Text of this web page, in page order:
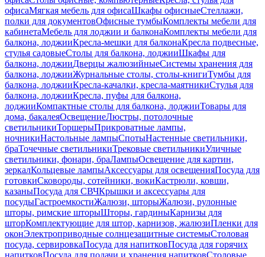
офисаМягкая мебель для офисаШкафы офисныеСтеллажи,
полки для документовОфисные тумбыКомплекты мебели для
кабинетаМебель для лоджии и балконаКомплекты мебели для
балкона, лоджииКресла-мешки для балконаКресла подвесные,
стулья садовыеСтолы для балкона, лоджииШкафы для
балкона, лоджииДверцы жалюзийныеСистемы хранения для
балкона, лоджииЖурнальные столы, столы-книгиТумбы для
балкона, лоджииКресла-качалки, кресла-маятникиСтулья для
балкона, лоджииКресла, пуфы для балкона,
лоджииКомпактные столы для балкона, лоджииТовары для
дома, бакалеяОсвещениеЛюстры, потолочные
светильникиТоршерыПрикроватные лампы,
ночникиНастольные лампыСпотыНастенные светильники,
браТочечные светильникиТрековые светильникиУличные
светильники, фонари, браЛампыОсвещение для картин,
зеркалКольцевые лампыАксессуары для освещенияПосуда для
готовкиСковороды, сотейники, вокиКастрюли, ковши,
казаныПосуда для СВЧКрышки и аксессуары для
посудыГастроемкостиЖалюзи, шторыЖалюзи, рулонные
шторы, римские шторыШторы, гардиныКарнизы для
шторКомплектующие для штор, карнизов, жалюзиПленки для
оконЭлектроприводные солнцезащитные системыСтоловая
посуда, сервировкаПосуда для напитковПосуда для горячих
напитковПосуда для подачи и хранения напитковСтоловые